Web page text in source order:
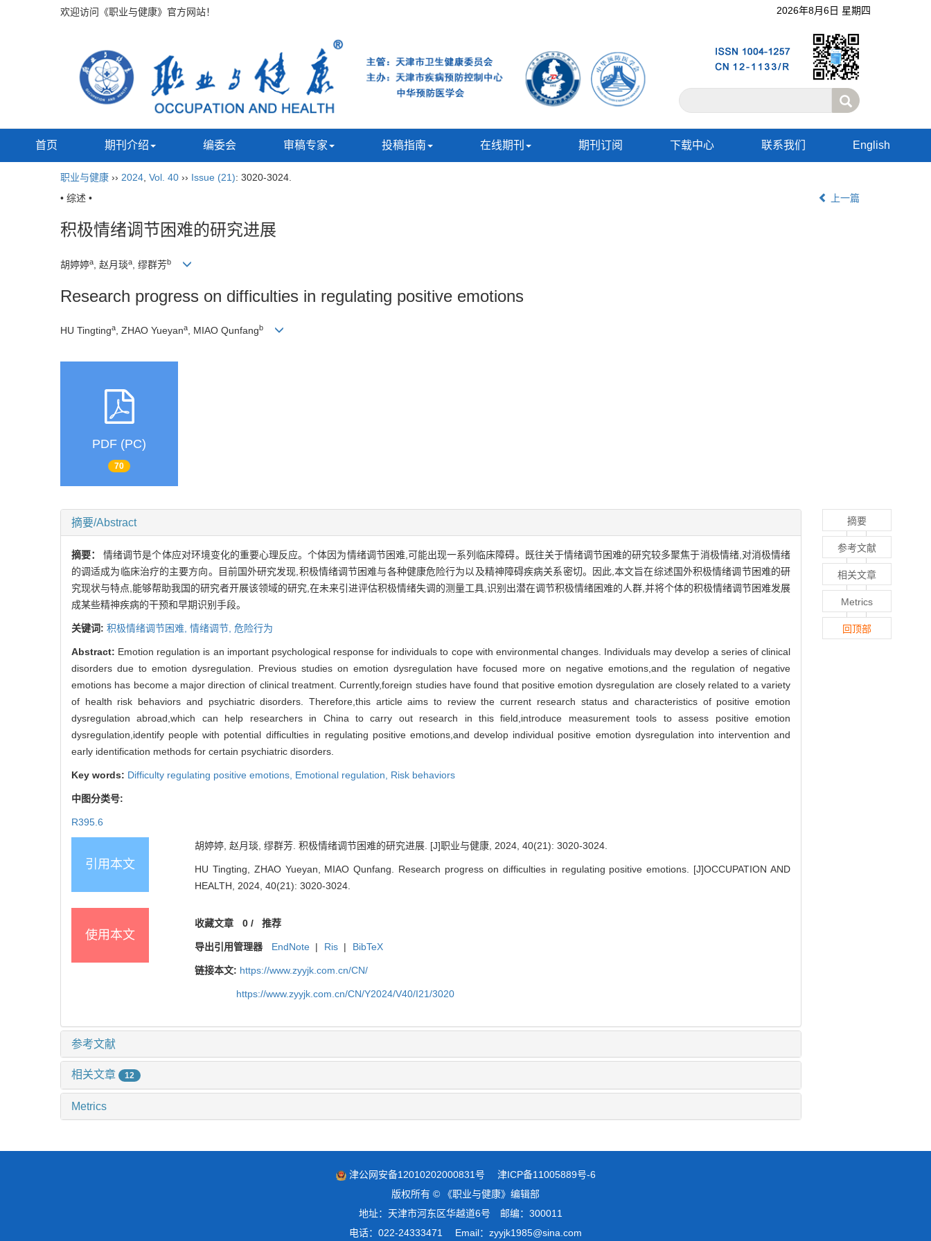
欢迎访问《职业与健康》官方网站！ 2026年8月6日 星期四
首页 期刊介绍 编委会 审稿专家 投稿指南 在线期刊 期刊订阅 下载中心 联系我们 English
职业与健康 ›› 2024, Vol. 40 ›› Issue (21): 3020-3024.
• 综述 •
上一篇
积极情绪调节困难的研究进展
胡婷婷a , 赵月琰a , 缪群芳b
Research progress on difficulties in regulating positive emotions
HU Tingtinga , ZHAO Yueyana , MIAO Qunfangb
PDF (PC)
70
摘要/Abstract
摘要：情绪调节是个体应对环境变化的重要心理反应。个体因为情绪调节困难,可能出现一系列临床障碍。既往关于情绪调节困难的研究较多聚焦于消极情绪,对消极情绪
的调适成为临床治疗的主要方向。目前国外研究发现,积极情绪调节困难与各种健康危险行为以及精神障碍疾病关系密切。因此,本文旨在综述国外积极情绪调节困难的研
究现状与特点,能够帮助我国的研究者开展该领域的研究,在未来引进评估积极情绪失调的测量工具,识别出潜在调节积极情绪困难的人群,并将个体的积极情绪调节困难发展
成某些精神疾病的干预和早期识别手段。
关键词: 积极情绪调节困难, 情绪调节, 危险行为
Abstract: Emotion regulation is an important psychological response for individuals to cope with environmental changes. Individuals may develop a series of clinical
disorders due to emotion dysregulation. Previous studies on emotion dysregulation have focused more on negative emotions,and the regulation of negative
emotions has become a major direction of clinical treatment. Currently,foreign studies have found that positive emotion dysregulation are closely related to a variety
of health risk behaviors and psychiatric disorders. Therefore,this article aims to review the current research status and characteristics of positive emotion
dysregulation abroad,which can help researchers in China to carry out research in this field,introduce measurement tools to assess positive emotion
dysregulation,identify people with potential difficulties in regulating positive emotions,and develop individual positive emotion dysregulation into intervention and
early identification methods for certain psychiatric disorders.
Key words: Difficulty regulating positive emotions, Emotional regulation, Risk behaviors
中图分类号:
R395.6
引用本文
胡婷婷, 赵月琰, 缪群芳. 积极情绪调节困难的研究进展. [J]职业与健康, 2024, 40(21): 3020-3024.
HU Tingting, ZHAO Yueyan, MIAO Qunfang. Research progress on difficulties in regulating positive emotions. [J]OCCUPATION AND
HEALTH, 2024, 40(21): 3020-3024.
使用本文
收藏文章 0/ 推荐
导出引用管理器 EndNote | Ris | BibTeX
链接本文: https://www.zyyjk.com.cn/CN/
https://www.zyyjk.com.cn/CN/Y2024/V40/I21/3020
参考文献
相关文章 12
Metrics
摘要
参考文献
相关文章
Metrics
回顶部
津公网安备12010202000831号
津ICP备11005889号-6
版权所有 © 《职业与健康》编辑部
地址：天津市河东区华越道6号 邮编：300011
电话：022-24333471 Email：zyyjk1985@sina.com